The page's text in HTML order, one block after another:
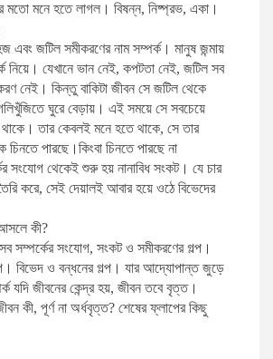
মতাে মনে হতে লাগল। বিষন্ন, নিষ্প্রভ, একা।
এবং জটিল সমীকরণের নাম সম্পর্ক। মানুষ জন্মায়
নিয়ে। যেখানে ভান নেই, কপটতা নেই, জটিল সব
নেই। কিন্তু বাকিটা জীবন সে জটিল থেকে
ঘুরে বেড়ায়। এই সময়ে সে সবচেয়ে
থাকে। তার কেবলই মনে হতে থাকে, সে তার
চিনতে পারছে।কিংবা চিনতে পারছে না
সংযােগ থেকেই শুরু হয় নানাবিধ সংকট। যে চার
করে, সেই দেয়ালই আবার হয়ে ওঠে বিভেদের
কী?
সম্পর্কের সংযােগ, সংকট ও সমীকরণের গল্প।
বিভেদ ও বন্ধনের গল্প। যার আদ্যোপান্ত জুড়ে
যদি জীবনের কেন্দ্র হয়, জীবন তবে বৃত্ত।
কী, পূর্ণ না অর্ধবৃত্ত? শেষের ফ্লাপের কিছু